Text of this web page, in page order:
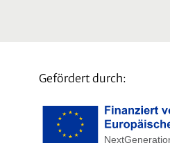
Gefördert durch: